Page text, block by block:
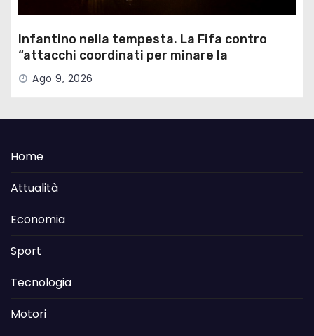
Infantino nella tempesta. La Fifa contro
“attacchi coordinati per minare la
governance”
Ago 9, 2026
Home
Attualità
Economia
Sport
Tecnologia
Motori